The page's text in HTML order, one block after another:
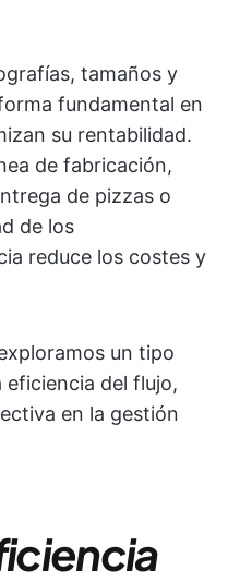
tamaños y
fundamental en
su rentabilidad.
de fabricación,
de pizzas o
de los
reduce los costes y
un tipo
eficiencia del flujo,
en la gestión